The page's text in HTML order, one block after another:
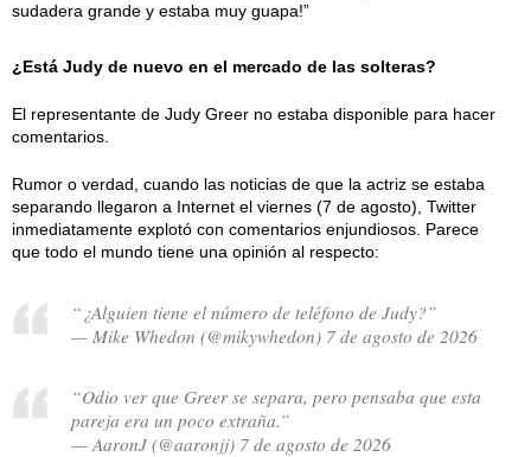
sudadera grande y estaba muy guapa!”
¿Está Judy de nuevo en el mercado de las solteras?
El representante de Judy Greer no estaba disponible para hacer
comentarios.
Rumor o verdad, cuando las noticias de que la actriz se estaba
separando llegaron a Internet el viernes (7 de agosto), Twitter
inmediatamente explotó con comentarios enjundiosos. Parece
que todo el mundo tiene una opinión al respecto:
“¿Alguien tiene el número de teléfono de Judy?”
— Mike Whedon (@mikywhedon) 7 de agosto de 2026
“Odio ver que Greer se separa, pero pensaba que esta
pareja era un poco extraña.”
— AaronJ (@aaronjj) 7 de agosto de 2026